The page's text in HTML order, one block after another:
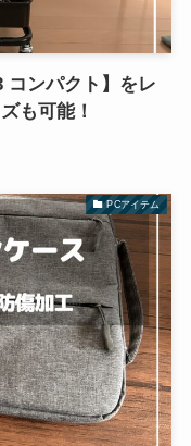
コンパクト】をレ
も可能！
PCアイテム